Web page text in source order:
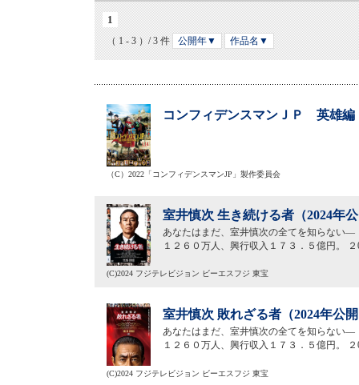
1
（ 1 - 3 ）/ 3 件 公開年▼ 作品名▼
コンフィデンスマンＪＰ 英雄編
（C）2022「コンフィデンスマンJP」製作委員会
室井慎次 生き続ける者（2024年
あなたはまだ、室井慎次の全てを知らない―
１２６０万人、興行収入１７３．５億円。
(C)2024 フジテレビジョン ビーエスフジ 東宝
室井慎次 敗れざる者（2024年公
あなたはまだ、室井慎次の全てを知らない―
１２６０万人、興行収入１７３．５億円。
(C)2024 フジテレビジョン ビーエスフジ 東宝